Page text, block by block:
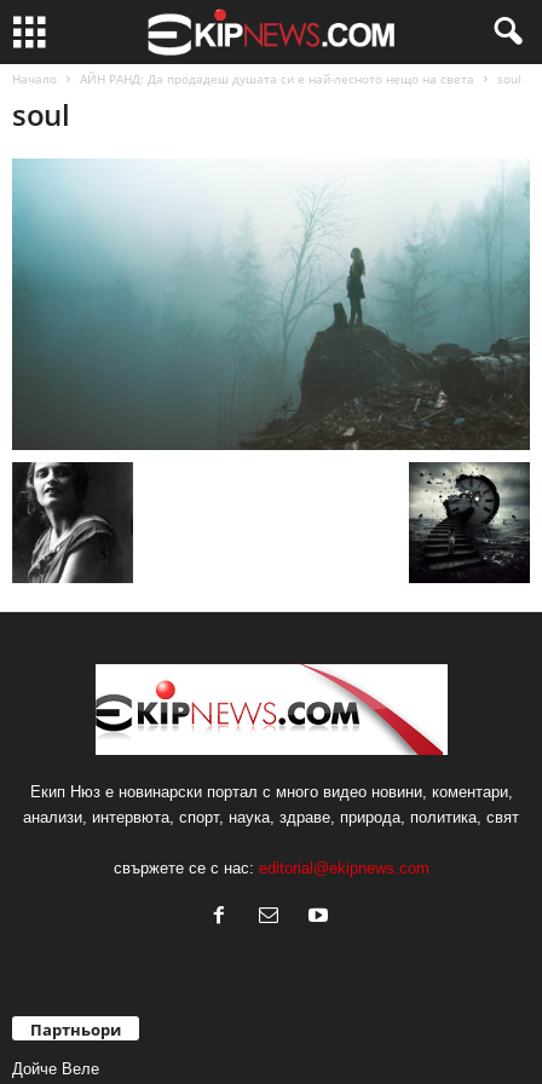
Начало АЙН РАНД: Да продадеш душата си е най-лесното нещо на света soul
soul
Екип Нюз е новинарски портал с много видео новини, коментари,
анализи, интервюта, спорт, наука, здраве, природа, политика, свят
свържете се с нас: editorial@ekipnews.com
Партньори
Дойче Веле